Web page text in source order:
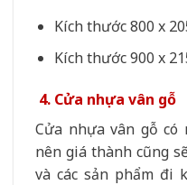
Kích thước 800 x
Kích thước 900 x
4. Cửa nhựa vân gỗ
Cửa nhựa vân gỗ có
nên giá thành cũng
và các sản phẩm đi